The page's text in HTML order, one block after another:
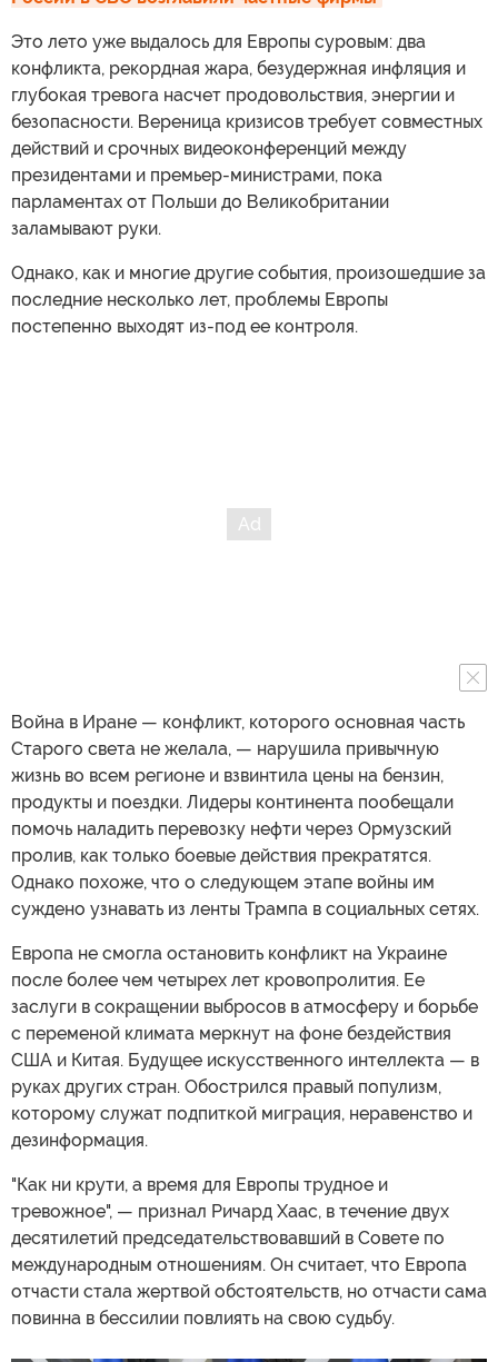
Это лето уже выдалось для Европы суровым: два
конфликта, рекордная жара, безудержная инфляция и
глубокая тревога насчет продовольствия, энергии и
безопасности. Вереница кризисов требует совместных
действий и срочных видеоконференций между
президентами и премьер-министрами, пока
парламентах от Польши до Великобритании
заламывают руки.
Однако, как и многие другие события, произошедшие за
последние несколько лет, проблемы Европы
постепенно выходят из-под ее контроля.
Война в Иране — конфликт, которого основная часть
Старого света не желала, — нарушила привычную
жизнь во всем регионе и взвинтила цены на бензин,
продукты и поездки. Лидеры континента пообещали
помочь наладить перевозку нефти через Ормузский
пролив, как только боевые действия прекратятся.
Однако похоже, что о следующем этапе войны им
суждено узнавать из ленты Трампа в социальных сетях.
Европа не смогла остановить конфликт на Украине
после более чем четырех лет кровопролития. Ее
заслуги в сокращении выбросов в атмосферу и борьбе
с переменой климата меркнут на фоне бездействия
США и Китая. Будущее искусственного интеллекта — в
руках других стран. Обострился правый популизм,
которому служат подпиткой миграция, неравенство и
дезинформация.
"Как ни крути, а время для Европы трудное и
тревожное", — признал Ричард Хаас, в течение двух
десятилетий председательствовавший в Совете по
международным отношениям. Он считает, что Европа
отчасти стала жертвой обстоятельств, но отчасти сама
повинна в бессилии повлиять на свою судьбу.